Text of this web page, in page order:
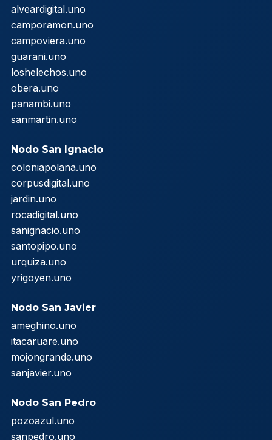
alveardigital.uno
camporamon.uno
campoviera.uno
guarani.uno
loshelechos.uno
obera.uno
panambi.uno
sanmartin.uno
Nodo San Ignacio
coloniapolana.uno
corpusdigital.uno
jardin.uno
rocadigital.uno
sanignacio.uno
santopipo.uno
urquiza.uno
yrigoyen.uno
Nodo San Javier
ameghino.uno
itacaruare.uno
mojongrande.uno
sanjavier.uno
Nodo San Pedro
pozoazul.uno
sanpedro.uno